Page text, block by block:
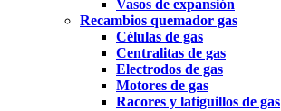
Vasos de expansión
Recambios quemador gas
Células de gas
Centralitas de gas
Electrodos de gas
Motores de gas
Racores y latiguillos de gas